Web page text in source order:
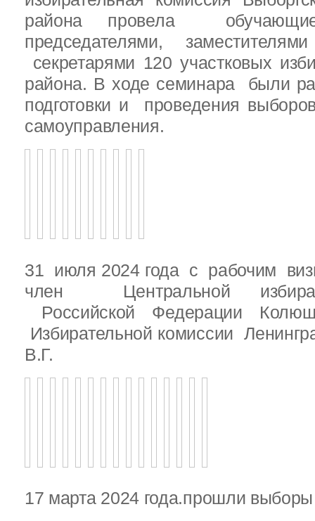
района провела
председателями,
секретарями 120 участковых
района. В ходе семинара были
подготовки и проведения
самоуправления.
31 июля 2024 года с рабочим
член Центральной
Российской Федерации
Избирательной комиссии
В.Г.
17 марта 2024 года.прошли